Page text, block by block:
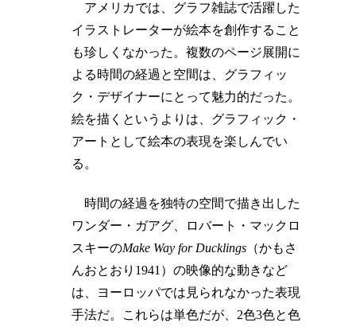
アメリカでは、グラフ雑誌で活躍した
イラストレーターが絵本を創作すること
も珍しくなかった。複数のページ展開に
よる時間の経過と空間は、グラフィッ
ク・デザイナーにとって魅力的だった。
絵を描くというよりは、グラフィック・
アートとして絵本の表現を楽しんでい
る。
時間の経過を独特の空間で描き出した
ワンダー・ガアグ、ロバート・マックロ
スキーのMake Way for Ducklings （かもさ
んおとおり1941）の映像的な動きなど
は、ヨーロッパでは見られなかった表現
手法だ。これらは単色だが、2色3色と色